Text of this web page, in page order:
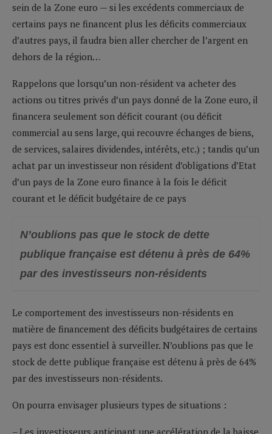
sein de la Zone euro — si les excédents commerciaux de
certains pays ne financent plus les déficits commerciaux
d’autres pays, il faudra bien aller chercher de l’argent en
dehors de la région…
Rappelons que lorsqu’un non-résident va acheter des
actions ou titres privés d’un pays donné de la Zone euro, il
financera seulement son déficit courant (ou déficit
commercial au sens large, qui recouvre échanges de biens,
de services, salaires dividendes, intérêts, etc.) ; tandis qu’un
achat par un investisseur non résident d’obligations d’Etat
d’un pays de la Zone euro finance à la fois le déficit
courant et le déficit budgétaire de ce pays
N’oublions pas que le stock de dette
publique française est détenu à près de 64%
par des investisseurs non-résidents
Le comportement des investisseurs non-résidents en
matière de financement des déficits budgétaires de certains
pays est donc essentiel à surveiller. N’oublions pas que le
stock de dette publique française est détenu à près de 64%
par des investisseurs non-résidents.
On pourra envisager plusieurs types de situations :
– Les investisseurs anticipant une accélération de la baisse